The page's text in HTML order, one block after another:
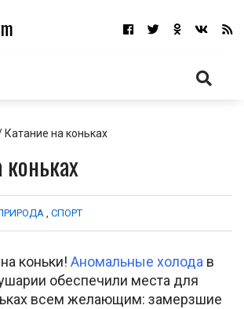
Катание на коньках
, СПОРТ
коньки! Аномальные холода в
обеспечили места для
всем желающим: замерзшие